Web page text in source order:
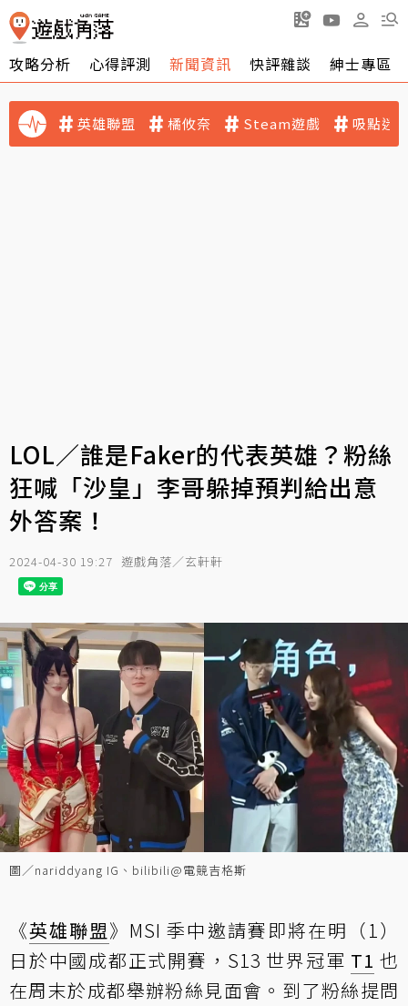
攻略分析 心得評測 新聞資訊 快評雜談 紳士專區
英雄聯盟 橘攸奈 Steam遊戲 吸點迷
LOL／誰是Faker的代表英雄？粉絲
狂喊「沙皇」李哥躲掉預判給出意
外答案！
2024-04-30 19:27 遊戲角落／玄軒軒
圖／nariddyang IG、bilibili@電競吉格斯
《英雄聯盟》MSI 季中邀請賽即將在明（1）
日於中國成都正式開賽，S13 世界冠軍 T1 也
在周末於成都舉辦粉絲見面會。到了粉絲提問